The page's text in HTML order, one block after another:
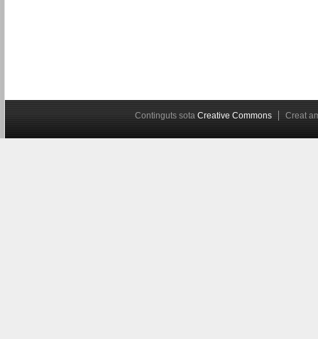
Continguts sota Creative Commons Creat